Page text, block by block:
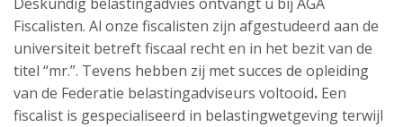
Fiscalisten. Al onze fiscalisten zijn afgestudeerd aan de
universiteit betreft fiscaal recht en in het bezit van de
titel “mr.”. Tevens hebben zij met succes de opleiding
van de Federatie belastingadviseurs voltooid. Een
fiscalist is gespecialiseerd in belastingwetgeving terwijl